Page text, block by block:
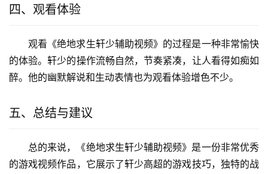
四、观看体验
观看《绝地求生轩少辅助视频》的过程是一种非常愉快
的体验。轩少的操作流畅自然，节奏紧凑，让人看得如痴如
醉。他的幽默解说和生动表情也为观看体验增色不少。
五、总结与建议
总的来说，《绝地求生轩少辅助视频》是一份非常优秀
的游戏视频作品，它展示了轩少高超的游戏技巧，独特的战